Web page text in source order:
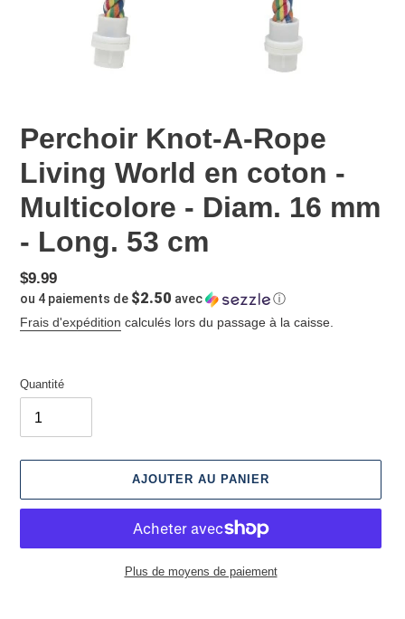
Perchoir Knot-A-Rope
Living World en coton -
Multicolore - Diam. 16 mm
- Long. 53 cm
Prix
normal
$9.99
ou 4 paiements de $2.50 avec
ⓘ
Frais d'expédition calculés lors du passage à la caisse.
Quantité
AJOUTER AU PANIER
Plus de moyens de paiement